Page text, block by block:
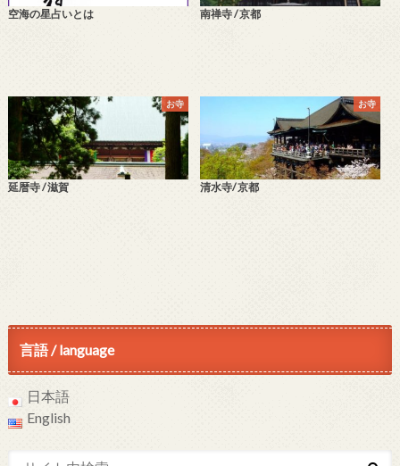
空海の星占いとは 南禅寺 / 京都
お寺
延暦寺 / 滋賀
お寺
清水寺/ 京都
言語 / language
日本語
English